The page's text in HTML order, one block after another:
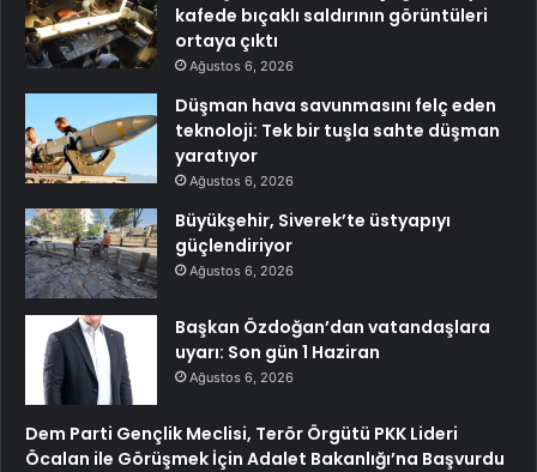
kafede bıçaklı saldırının görüntüleri
ortaya çıktı
Ağustos 6, 2026
Düşman hava savunmasını felç eden
teknoloji: Tek bir tuşla sahte düşman
yaratıyor
Ağustos 6, 2026
Büyükşehir, Siverek’te üstyapıyı
güçlendiriyor
Ağustos 6, 2026
Başkan Özdoğan’dan vatandaşlara
uyarı: Son gün 1 Haziran
Ağustos 6, 2026
Dem Parti Gençlik Meclisi, Terör Örgütü PKK Lideri
Öcalan ile Görüşmek İçin Adalet Bakanlığı’na Başvurdu